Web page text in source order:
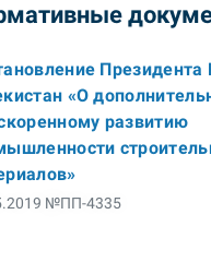
Президента
«О
развитию
№ПП-4335